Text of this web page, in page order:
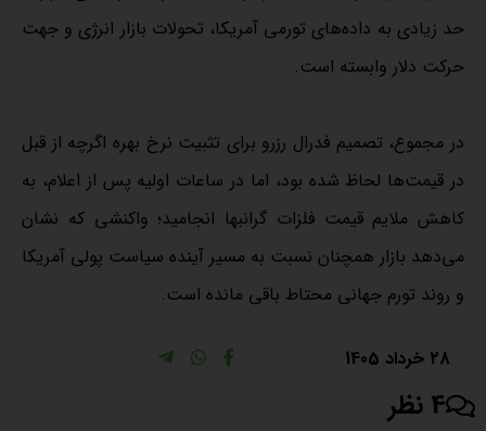
حد زیادی به داده‌های تورمی آمریکا، تحولات بازار انرژی و جهت
حرکت دلار وابسته است.
در مجموع، تصمیم فدرال رزرو برای تثبیت نرخ بهره اگرچه از قبل
در قیمت‌ها لحاظ شده بود، اما در ساعات اولیه پس از اعلام، به
کاهش ملایم قیمت فلزات گرانبها انجامید؛ واکنشی که نشان
می‌دهد بازار همچنان نسبت به مسیر آینده سیاست پولی آمریکا
و روند تورم جهانی محتاط باقی مانده است.
28 خرداد 1405
4 نظر